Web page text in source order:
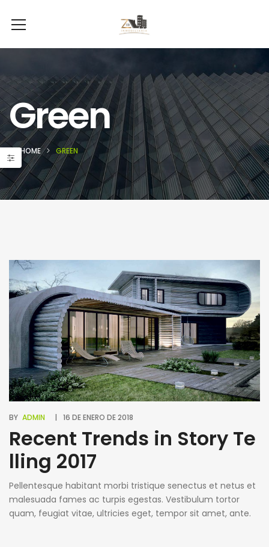
Green
HOME GREEN
BY ADMIN 16 DE ENERO DE 2018
Recent Trends in Story Te
lling 2017
Pellentesque habitant morbi tristique senectus et netus et
malesuada fames ac turpis egestas. Vestibulum tortor
quam, feugiat vitae, ultricies eget, tempor sit amet, ante.